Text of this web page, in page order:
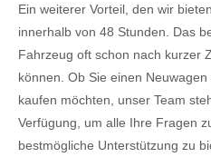
Ein weiterer Vorteil, den wir
innerhalb von 48 Stunden. Das
Fahrzeug oft schon nach kurzer
können. Ob Sie einen
kaufen möchten, unser Team
Verfügung, um alle Ihre Fragen
bestmögliche Unterstützung zu